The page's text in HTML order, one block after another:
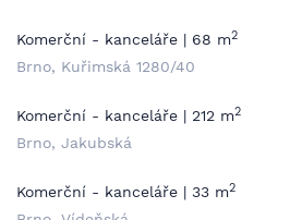
Komerční - kanceláře | 68 m2
Brno, Kuřimská 1280/40
Komerční - kanceláře | 212 m2
Brno, Jakubská
Komerční - kanceláře | 33 m2